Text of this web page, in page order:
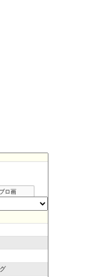
ブロ画